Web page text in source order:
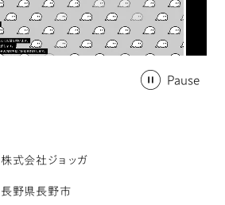
Pause
株式会社ジョッガ
長野県長野市